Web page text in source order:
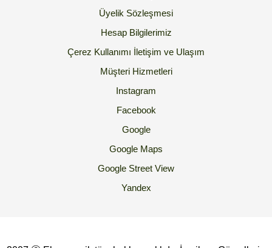
Üyelik Sözleşmesi
Hesap Bilgilerimiz
Çerez Kullanımı İletişim ve Ulaşım
Müşteri Hizmetleri
Instagram
Facebook
Google
Google Maps
Google Street View
Yandex